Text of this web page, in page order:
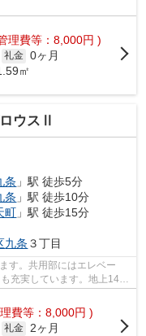
理費等：8,000円 )
礼金 0ヶ月
㎡
ウスⅡ
条 」駅 徒歩5分
条 」駅 徒歩10分
町 」駅 徒歩15分
九条 ３丁目
す。共用部にはエレベー
充実しています。地上14階
費等：8,000円 )
礼金
2ヶ月